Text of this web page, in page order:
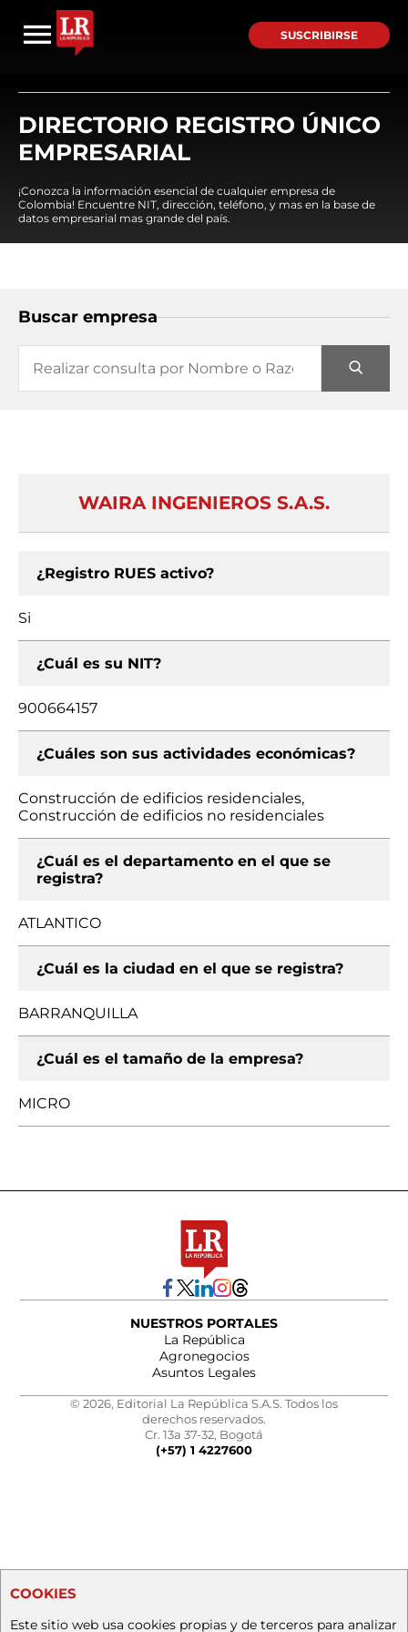
SUSCRIBIRSE
DIRECTORIO REGISTRO ÚNICO
EMPRESARIAL
¡Conozca la información esencial de cualquier empresa de
Colombia! Encuentre NIT, dirección, teléfono, y mas en la base de
datos empresarial mas grande del país.
Buscar empresa
WAIRA INGENIEROS S.A.S.
¿Registro RUES activo?
Si
¿Cuál es su NIT?
900664157
¿Cuáles son sus actividades económicas?
Construcción de edificios residenciales,
Construcción de edificios no residenciales
¿Cuál es el departamento en el que se
registra?
ATLANTICO
¿Cuál es la ciudad en el que se registra?
BARRANQUILLA
¿Cuál es el tamaño de la empresa?
MICRO
NUESTROS PORTALES
La República
Agronegocios
Asuntos Legales
© 2026, Editorial La República S.A.S. Todos los
derechos reservados.
Cr. 13a 37-32, Bogotá
(+57) 1 4227600
COOKIES
Este sitio web usa cookies propias y de terceros para analizar